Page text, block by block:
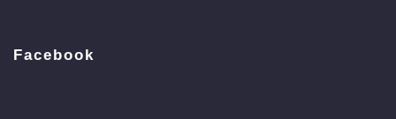
Facebook